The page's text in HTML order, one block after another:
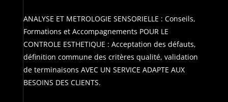
ANALYSE ET METROLOGIE SENSORIELLE : Conseils,
Formations et Accompagnements POUR LE
CONTROLE ESTHETIQUE : Acceptation des défauts,
définition commune des critères qualité, validation
de terminaisons AVEC UN SERVICE ADAPTE AUX
BESOINS DES CLIENTS.